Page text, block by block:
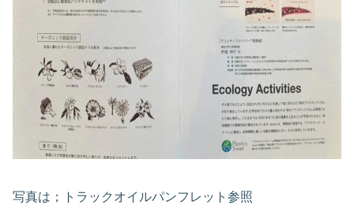
写真は；トラックオイルパンフレット参照